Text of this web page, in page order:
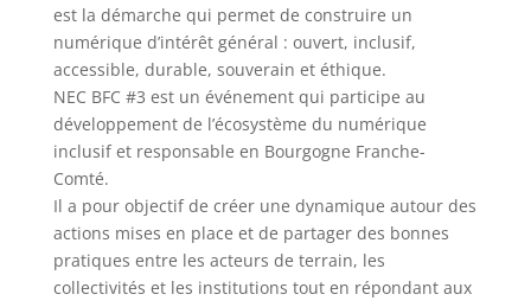
est la démarche qui permet de construire un
numérique d’intérêt général : ouvert, inclusif,
accessible, durable, souverain et éthique.
NEC BFC #3 est un événement qui participe au
développement de l’écosystème du numérique
inclusif et responsable en Bourgogne Franche-
Comté.
Il a pour objectif de créer une dynamique autour des
actions mises en place et de partager des bonnes
pratiques entre les acteurs de terrain, les
collectivités et les institutions tout en répondant aux